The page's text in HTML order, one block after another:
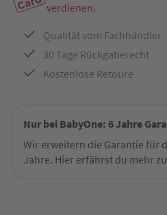
verdienen.
Qualität vom Fachhändler
30 Tage Rückgaberecht
Kostenlose Retoure
Nur bei BabyOne: 6 Jahre
Wir erweitern die Garantie für
Jahre. Hier erfährst du mehr